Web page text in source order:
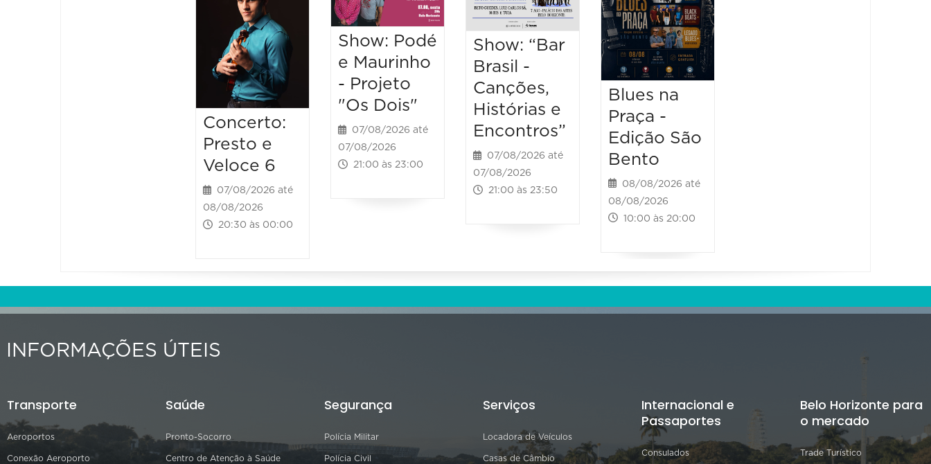
Concerto:
Presto e
Veloce 6
07/08/2026 até
08/08/2026
20:30 às 00:00
Show: Podé
e Maurinho
- Projeto
"Os Dois"
07/08/2026 até
07/08/2026
21:00 às 23:00
Show: “Bar
Brasil -
Canções,
Histórias e
Encontros”
07/08/2026 até
07/08/2026
21:00 às 23:50
Blues na
Praça -
Edição São
Bento
08/08/2026 até
08/08/2026
10:00 às 20:00
INFORMAÇÕES ÚTEIS
Transporte
Aeroportos
Conexão Aeroporto
Saúde
Pronto-Socorro
Centro de Atenção à Saúde
Segurança
Polícia Militar
Polícia Civil
Serviços
Locadora de Veículos
Casas de Câmbio
Internacional e
Passaportes
Consulados
Belo Horizonte para
o mercado
Trade Turístico